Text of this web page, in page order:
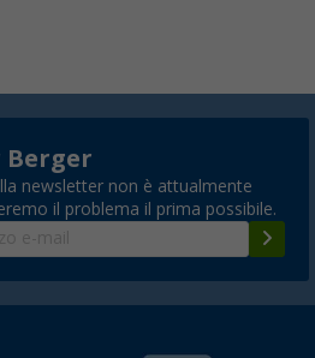
newsletter non è attualmente
il problema il prima possibile.